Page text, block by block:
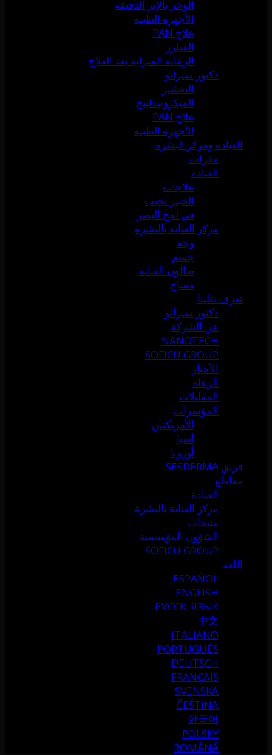
الوخز بالإبر الدقيقة
الأجهزة الطبية
علاج PAN
الفيلرز
الرعاية المنزلية بعد العلاج
دكتور سيرانو
التقشير
الميكرونيدلينج
علاج PAN
الأجهزة الطبية
العيادة ومركز البشرة
مقرات
العيادة
علاجات
الخبير يجيب
في لمح البصر
مركز العناية بالبشرة
وجه
جسم
صالون العناية
مساج
تعرف علينا
دكتور سيرانو
عن الشركة
NANOTECH
SOFICU GROUP
الأخبار
الرعاة
المقابلات
المؤتمرات
الأمريكتين
آسيا
أوروبا
فريق SESDERMA
مقاطع
العيادة
مركز العناية بالبشرة
منتجات
الشؤون المؤسسية
SOFICU GROUP
اللغة
ESPAÑOL
ENGLISH
РУССК. ЯЗЫК
中文
ITALIANO
PORTUGUÉS
DEUTSCH
FRANÇAIS
SVENSKA
ČEŠTINA
한국어
POLSKY
ROMÂNĂ